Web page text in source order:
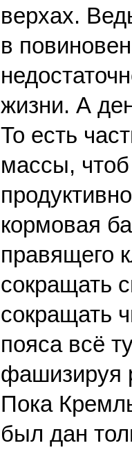
верхах.
в
жизни. А
То есть
массы,
кормовая
правящего
сокращать
сокращать
пояса всё
фашизируя
Пока
был дан